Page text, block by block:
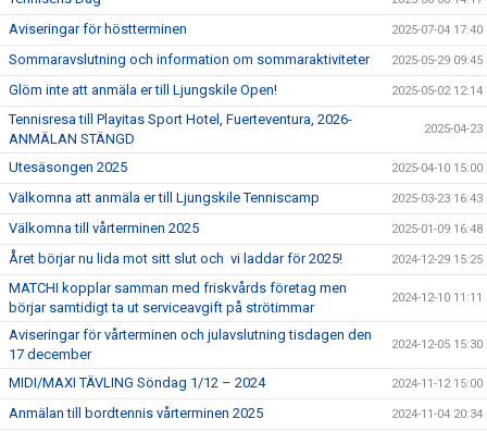
Aviseringar för höstterminen 2025-07-04 17:40
Sommaravslutning och information om sommaraktiviteter 2025-05-29 09:45
Glöm inte att anmäla er till Ljungskile Open! 2025-05-02 12:14
Tennisresa till Playitas Sport Hotel, Fuerteventura, 2026-
ANMÄLAN STÄNGD
2025-04-23
Utesäsongen 2025 2025-04-10 15:00
Välkomna att anmäla er till Ljungskile Tenniscamp 2025-03-23 16:43
Välkomna till vårterminen 2025 2025-01-09 16:48
Året börjar nu lida mot sitt slut och vi laddar för 2025! 2024-12-29 15:25
MATCHI kopplar samman med friskvårds företag men
börjar samtidigt ta ut serviceavgift på strötimmar
2024-12-10 11:11
Aviseringar för vårterminen och julavslutning tisdagen den
17 december
2024-12-05 15:30
MIDI/MAXI TÄVLING Söndag 1/12 – 2024 2024-11-12 15:00
Anmälan till bordtennis vårterminen 2025 2024-11-04 20:34